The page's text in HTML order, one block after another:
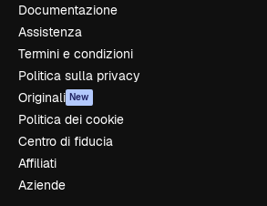
Documentazione
Assistenza
Termini e condizioni
Politica sulla privacy
Originali New
Politica dei cookie
Centro di fiducia
Affiliati
Aziende